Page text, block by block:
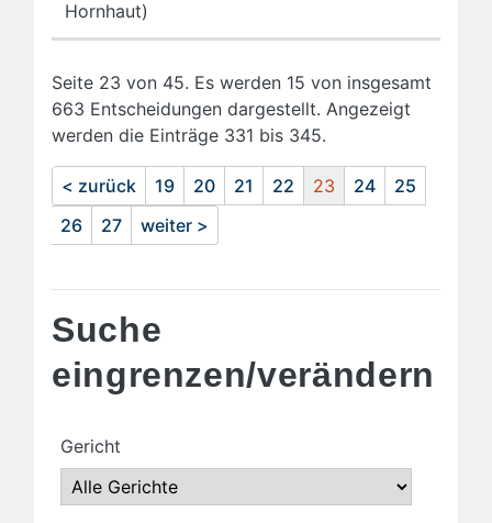
Hornhaut)
Seite 23 von 45. Es werden 15 von insgesamt
663 Entscheidungen dargestellt. Angezeigt
werden die Einträge 331 bis 345.
< zurück 19 20 21 22 23 24
25
26
27 weiter >
Suche
eingrenzen/verändern
Gericht